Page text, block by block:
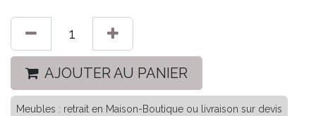
AJOUTER AU PANIER
Meubles : retrait en Maison-Boutique ou livraison sur devis